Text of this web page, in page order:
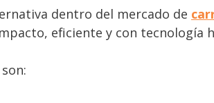
dentro del mercado de
eficiente y con tecnología